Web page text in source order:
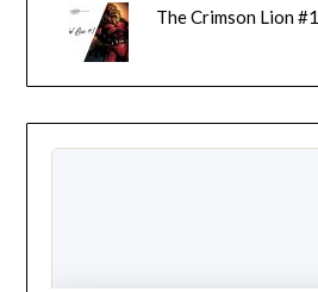
The Crimson Lion #1